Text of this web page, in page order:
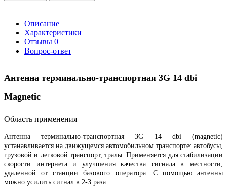
Описание
Характеристики
Отзывы 0
Вопрос-ответ
Антенна терминально-транспортная 3G 14 dbi
Magnetic
Область применения
Антенна терминально-транспортная 3G 14 dbi (magnetic)
устанавливается на движущемся автомобильном транспорте: автобусы,
грузовой и легковой транспорт, тралы. Применяется для стабилизации
скорости интернета и улучшения качества сигнала в местности,
удаленной от станции базового оператора. С помощью антенны
можно усилить сигнал в 2-3 раза.